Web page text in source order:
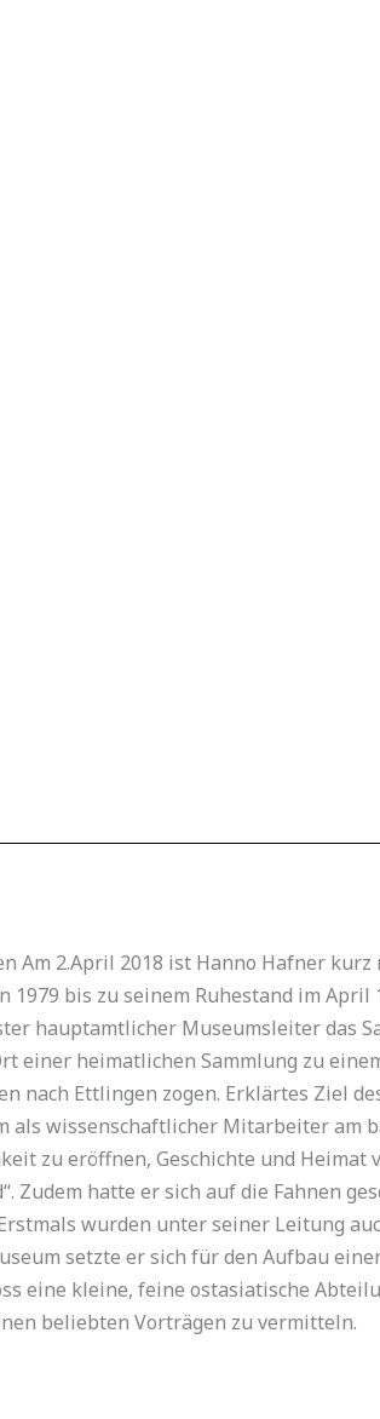
2.April 2018 ist Hanno Hafner kurz
bis zu seinem Ruhestand im April
hauptamtlicher Museumsleiter das
einer heimatlichen Sammlung zu
nach Ettlingen zogen. Erklärtes Ziel
wissenschaftlicher Mitarbeiter am
zu eröffnen, Geschichte und
Zudem hatte er sich auf die Fahnen
wurden unter seiner Leitung
setzte er sich für den Aufbau
eine kleine, feine ostasiatische
beliebten Vorträgen zu vermitteln.